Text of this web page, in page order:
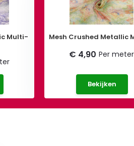
Multi- Mesh Crushed Metallic
€ 4,90 Per meter
Bekijken